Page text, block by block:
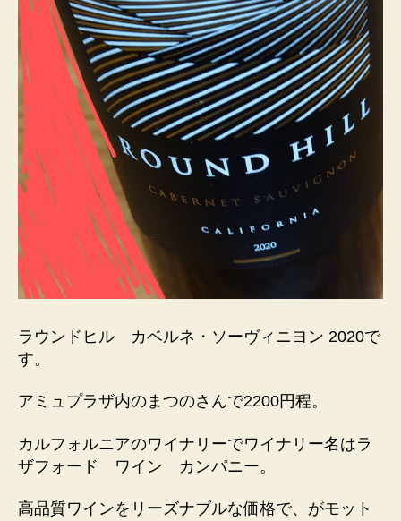
ラウンドヒル カベルネ・ソーヴィニヨン 2020で
す。
アミュプラザ内のまつのさんで2200円程。
カルフォルニアのワイナリーでワイナリー名はラ
ザフォード ワイン カンパニー。
高品質ワインをリーズナブルな価格で、がモット